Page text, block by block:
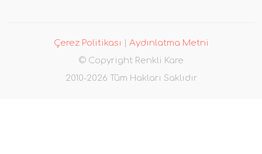
Çerez Politikası
Aydınlatma Metni
© Copyright Renkli Kare
2010-2026 Tüm Hakları Saklıdır